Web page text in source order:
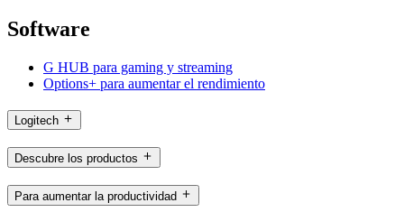
Software
G HUB para gaming y streaming
Options+ para aumentar el rendimiento
Logitech
Descubre los productos
Para aumentar la productividad